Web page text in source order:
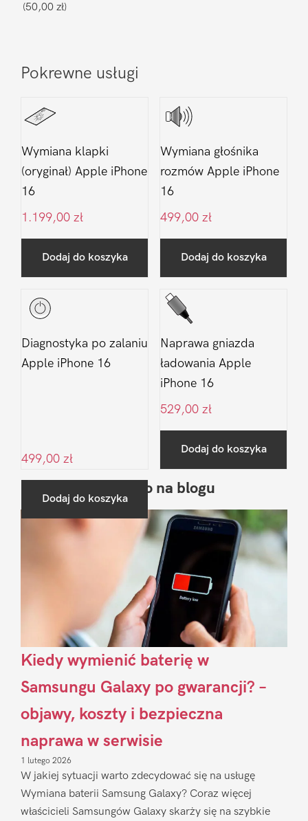
(50,00 zł)
Pokrewne usługi
Wymiana klapki
(oryginał) Apple iPhone
16
1.199,00 zł
Dodaj do koszyka
Wymiana głośnika
rozmów Apple iPhone
16
499,00 zł
Dodaj do koszyka
Diagnostyka po zalaniu
Apple iPhone 16
499,00 zł
Dodaj do koszyka
Naprawa gniazda
ładowania Apple
iPhone 16
529,00 zł
Dodaj do koszyka
Pierwszy
Sidebar
Ostatnio na blogu
Kiedy wymienić baterię w
Samsungu Galaxy po gwarancji? –
objawy, koszty i bezpieczna
naprawa w serwisie
1 lutego 2026
W jakiej sytuacji warto zdecydować się na usługę
Wymiana baterii Samsung Galaxy? Coraz więcej
właścicieli Samsungów Galaxy skarży się na szybkie